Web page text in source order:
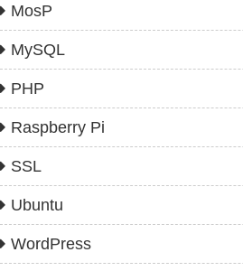
MosP
MySQL
PHP
Raspberry Pi
SSL
Ubuntu
WordPress